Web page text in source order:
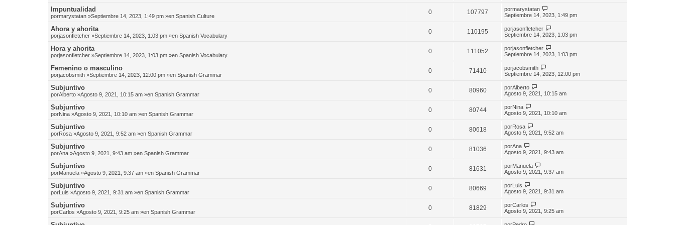
Impuntualidad
pormarystatan »Septiembre 14, 2023, 1:49 pm »en Spanish Culture
0 107797 pormarystatan
Septiembre 14, 2023, 1:49 pm
Ahora y ahorita
porjasonfletcher »Septiembre 14, 2023, 1:03 pm »en Spanish Vocabulary
0 110195 porjasonfletcher
Septiembre 14, 2023, 1:03 pm
Hora y ahorita
porjasonfletcher »Septiembre 14, 2023, 1:03 pm »en Spanish Vocabulary
0 111052 porjasonfletcher
Septiembre 14, 2023, 1:03 pm
Femenino o masculino
porjacobsmith »Septiembre 14, 2023, 12:00 pm »en Spanish Grammar
0 71410 porjacobsmith
Septiembre 14, 2023, 12:00 pm
Subjuntivo
porAlberto »Agosto 9, 2021, 10:15 am »en Spanish Grammar
0 80960 porAlberto
Agosto 9, 2021, 10:15 am
Subjuntivo
porNina »Agosto 9, 2021, 10:10 am »en Spanish Grammar
0 80744 porNina
Agosto 9, 2021, 10:10 am
Subjuntivo
porRosa »Agosto 9, 2021, 9:52 am »en Spanish Grammar
0 80618 porRosa
Agosto 9, 2021, 9:52 am
Subjuntivo
porAna »Agosto 9, 2021, 9:43 am »en Spanish Grammar
0 81036 porAna
Agosto 9, 2021, 9:43 am
Subjuntivo
porManuela »Agosto 9, 2021, 9:37 am »en Spanish Grammar
0 81631 porManuela
Agosto 9, 2021, 9:37 am
Subjuntivo
porLuis »Agosto 9, 2021, 9:31 am »en Spanish Grammar
0 80669 porLuis
Agosto 9, 2021, 9:31 am
Subjuntivo
porCarlos »Agosto 9, 2021, 9:25 am »en Spanish Grammar
0 81829 porCarlos
Agosto 9, 2021, 9:25 am